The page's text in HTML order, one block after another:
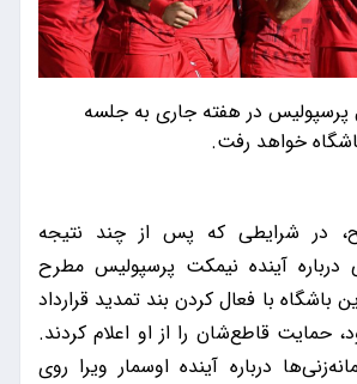
پرسپولیس در هفته جاری به جلسه
خواهد رفت.
9 صبح، در شرایطی که پس از چند نتیجه
درباره آینده نیمکت پرسپولیس مطرح
باشگاه با فعال کردن بند تمدید قرارداد
حمایت قاطع‌شان را از او اعلام کردند.
درباره آینده اوسمار ویرا روی